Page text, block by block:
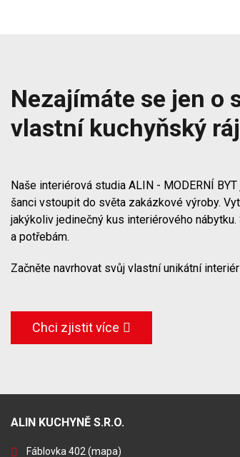
Nezajímáte se jen o
vlastní kuchyňský
Naše interiérová studia ALIN - MODERNÍ
šanci vstoupit do světa zakázkové výroby.
jakýkoliv jedinečný kus interiérového
a potřebám.
Začněte navrhovat svůj vlastní unikátní
Chci zjistit více
ALIN KUCHYNĚ S.R.O.
Fáblovka 402 (mapa)